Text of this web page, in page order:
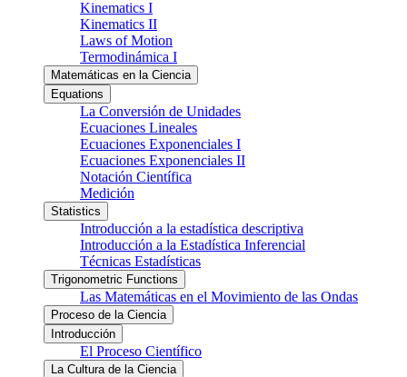
Kinematics I
Kinematics II
Laws of Motion
Termodinámica I
Matemáticas en la Ciencia
Equations
La Conversión de Unidades
Ecuaciones Lineales
Ecuaciones Exponenciales I
Ecuaciones Exponenciales II
Notación Científica
Medición
Statistics
Introducción a la estadística descriptiva
Introducción a la Estadística Inferencial
Técnicas Estadísticas
Trigonometric Functions
Las Matemáticas en el Movimiento de las Ondas
Proceso de la Ciencia
Introducción
El Proceso Científico
La Cultura de la Ciencia